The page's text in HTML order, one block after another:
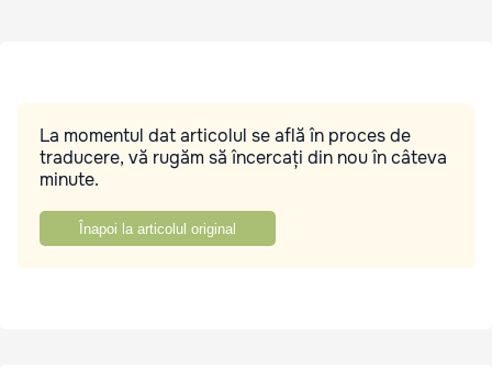
La momentul dat articolul se află în proces de
traducere, vă rugăm să încercați din nou în câteva
minute.
Înapoi la articolul original